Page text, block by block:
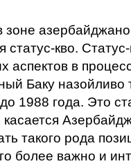
статус-кво.
в
Баку назойливо
1988 года. Это
такого рода
более важно и